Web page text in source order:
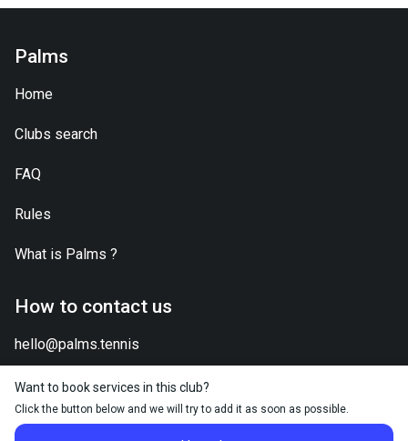
Want to book services in this club?
Click the button below and we will try to add it as soon as possible.
Palms
Home
Clubs search
FAQ
Rules
What is Palms ?
How to contact us
hello@palms.tennis